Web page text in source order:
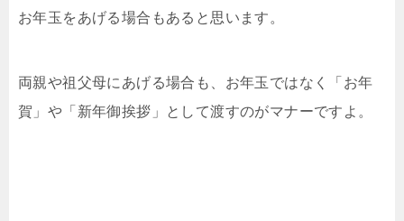
お年玉をあげる場合もあると思います。
両親や祖父母にあげる場合も、お年玉ではなく「お年
賀」や「新年御挨拶」として渡すのがマナーですよ。